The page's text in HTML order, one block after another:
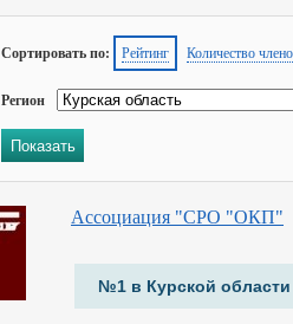
Сортировать по: Рейтинг Количество
Регион
Ассоциация "СРО "ОКП"
№1 в Курской области